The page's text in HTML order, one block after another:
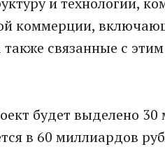
коммерции,
связанные с
будет выделено
в 60 миллиардов